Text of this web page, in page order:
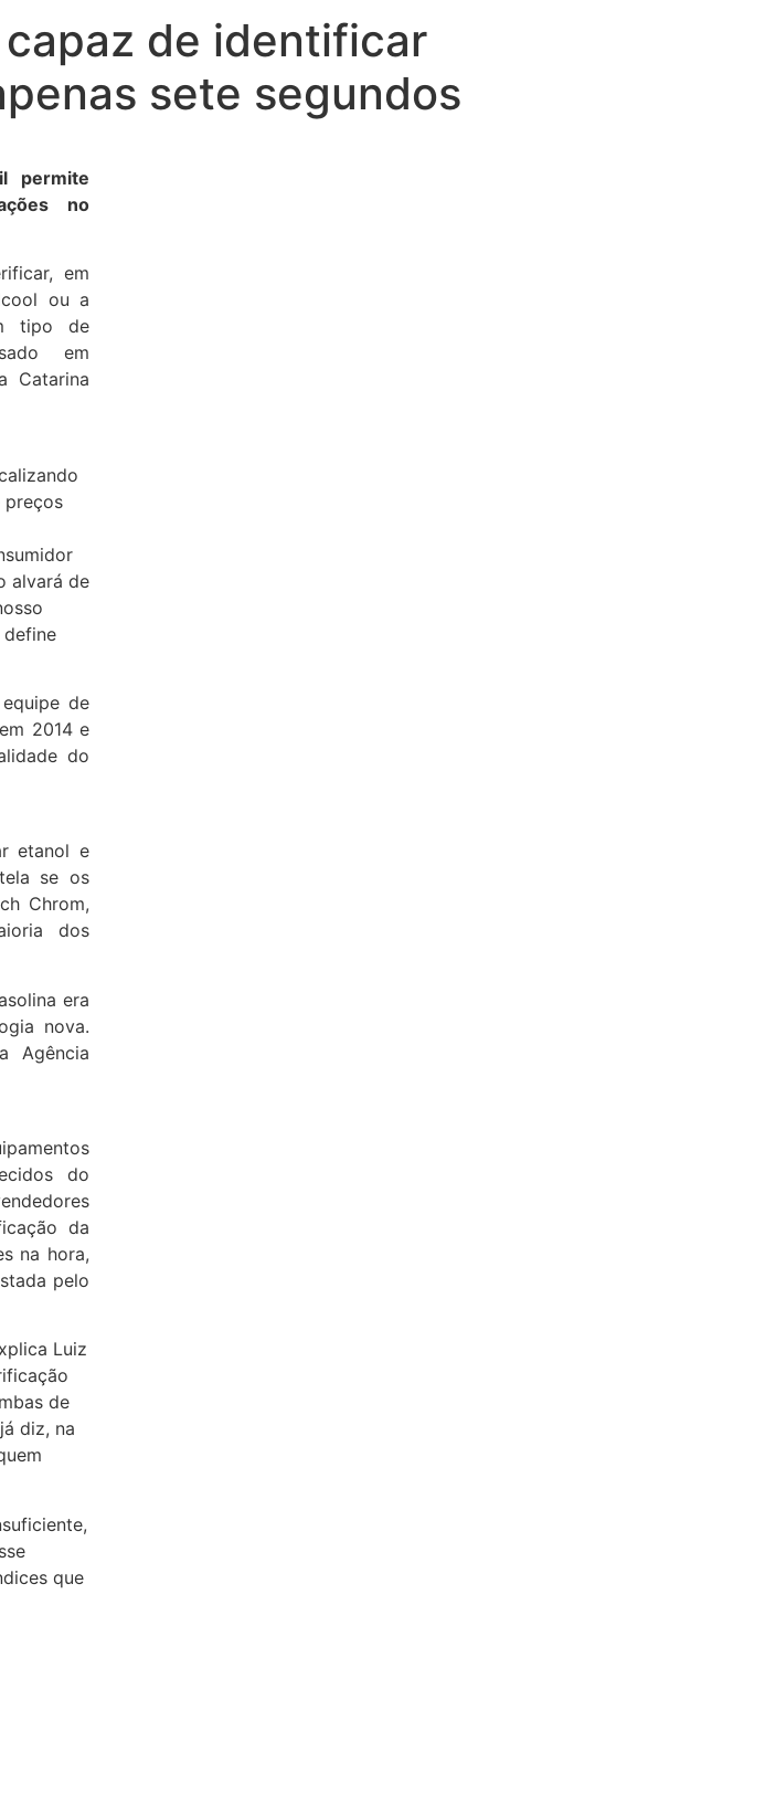
de identificar
sete segundos
permite
no
em
ou a
tipo de
em
Catarina
preços
alvará de
define
de
2014 e
do
etanol e
se os
Chrom,
dos
era
nova.
Agência
do
da
na hora,
pelo
Luiz
de
diz, na
que